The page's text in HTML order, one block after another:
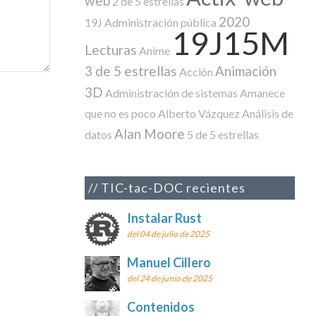
19J Administración pública 2020
Lecturas Anime 19J15M
3 de 5 estrellas Acción Animación
3D Administración de sistemas Amanece
que no es poco Alberto Vázquez Análisis de
datos Alan Moore 5 de 5 estrellas
TIC-tac-DOC recientes
Instalar Rust
del 04 de julio de 2025
Manuel Cillero
del 24 de junio de 2025
Contenidos